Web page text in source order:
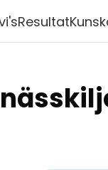
Resultat